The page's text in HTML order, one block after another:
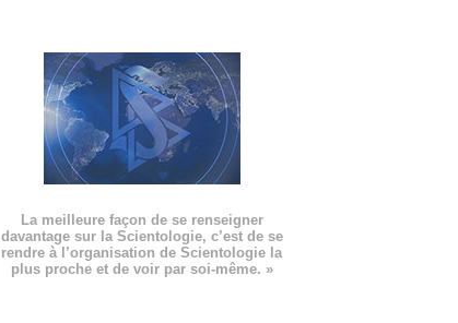
La meilleure façon de se renseigner
davantage sur la Scientologie, c’est de se
rendre à l’organisation de Scientologie la
plus proche et de voir par soi-même. »